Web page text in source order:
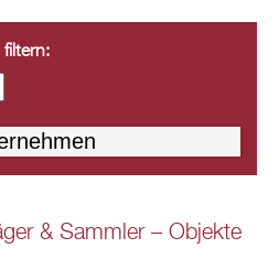
filtern:
& Sammler – Objekte